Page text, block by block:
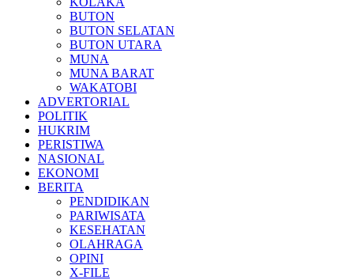
BUTON
BUTON SELATAN
BUTON UTARA
MUNA
MUNA BARAT
WAKATOBI
ADVERTORIAL
POLITIK
HUKRIM
PERISTIWA
NASIONAL
EKONOMI
BERITA
PENDIDIKAN
PARIWISATA
KESEHATAN
OLAHRAGA
OPINI
X-FILE